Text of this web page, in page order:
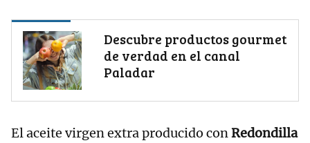
Descubre productos gourmet
de verdad en el canal
Paladar
El aceite virgen extra producido conRedondilla